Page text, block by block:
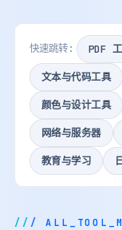
快速跳转: PDF
文本与代码工具
颜色与设计工具
网络与服务器
教育与学习
/